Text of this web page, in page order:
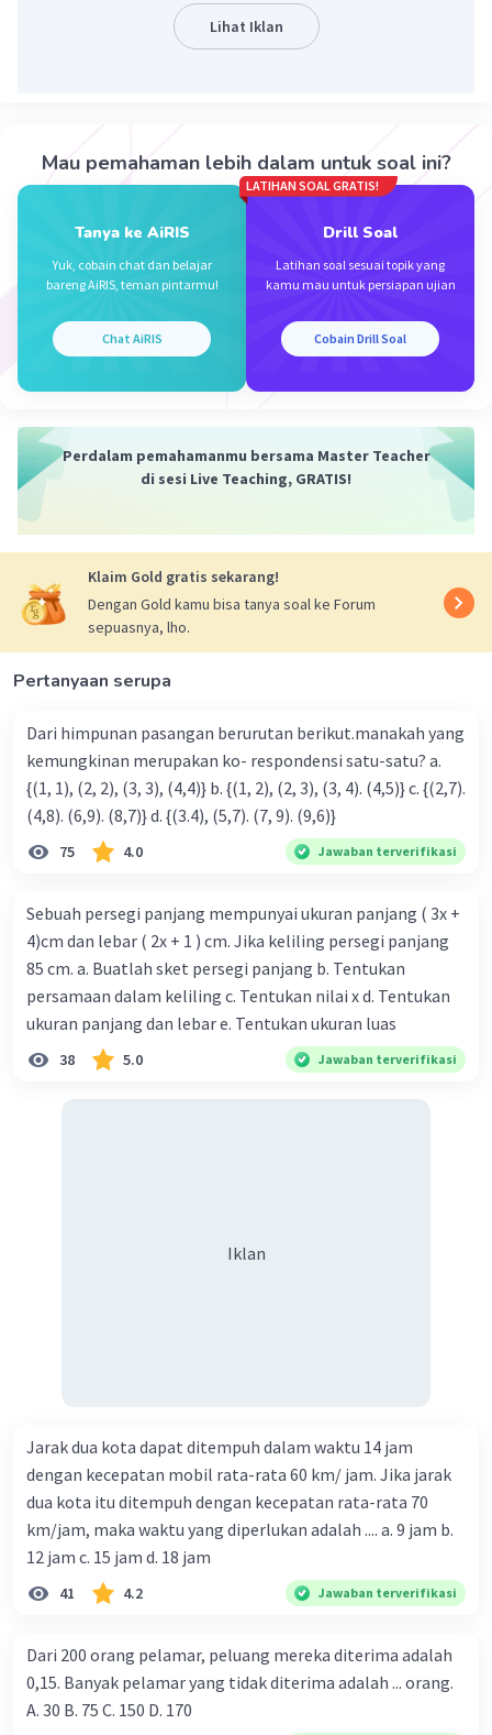
Bruto : berat kotor, yaitu berat suatu
barang beserta dengan tempatnya.
Tara (potongan berat) = Bruto - Netto
Bruto = 103 kg
Netto = 100 kg
Ditanya Tara? dan Bruto?
Jawab:
Bruto = 103 kg
sedangkan bruto adalah 103 kg.
Beri Rating Balas
Iklan
Lihat Iklan
Mau pemahaman lebih dalam untuk soal ini?
Tanya ke AiRIS
Yuk, cobain chat dan belajar
bareng AiRIS, teman pintarmu!
Chat AiRIS
LATIHAN SOAL GRATIS!
Drill Soal
Latihan soal sesuai topik yang
kamu mau untuk persiapan ujian
Cobain Drill Soal
Perdalam pemahamanmu bersama Master Teacher
di sesi Live Teaching, GRATIS!
Klaim Gold gratis sekarang!
Dengan Gold kamu bisa tanya soal ke Forum
sepuasnya, lho.
Pertanyaan serupa
Dari himpunan pasangan berurutan berikut.manakah yang
kemungkinan merupakan ko- respondensi satu-satu? a.
{(1, 1), (2, 2), (3, 3), (4,4)} b. {(1, 2), (2, 3), (3, 4). (4,5)} c. {(2,7).
(4,8). (6,9). (8,7)} d. {(3.4), (5,7). (7, 9). (9,6)}
75 4.0 Jawaban terverifikasi
Sebuah persegi panjang mempunyai ukuran panjang ( 3x +
4)cm dan lebar ( 2x + 1 ) cm. Jika keliling persegi panjang
85 cm. a. Buatlah sket persegi panjang b. Tentukan
persamaan dalam keliling c. Tentukan nilai x d. Tentukan
ukuran panjang dan lebar e. Tentukan ukuran luas
38 5.0 Jawaban terverifikasi
Iklan
Jarak dua kota dapat ditempuh dalam waktu 14 jam
dengan kecepatan mobil rata-rata 60 km/ jam. Jika jarak
dua kota itu ditempuh dengan kecepatan rata-rata 70
km/jam, maka waktu yang diperlukan adalah .... a. 9 jam b.
12 jam c. 15 jam d. 18 jam
41 4.2 Jawaban terverifikasi
Dari 200 orang pelamar, peluang mereka diterima adalah
0,15. Banyak pelamar yang tidak diterima adalah ... orang.
A. 30 B. 75 C. 150 D. 170